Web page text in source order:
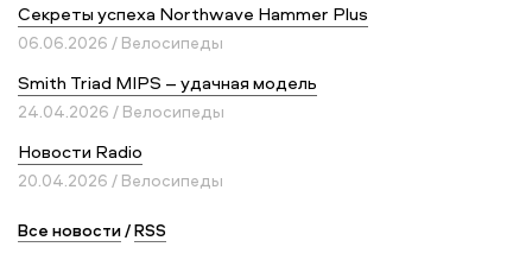
Секреты успеха Northwave Hammer Plus
06.06.2026 / Велосипеды
Smith Triad MIPS – удачная модель
24.04.2026 / Велосипеды
Новости Radio
20.04.2026 / Велосипеды
Все новости/RSS